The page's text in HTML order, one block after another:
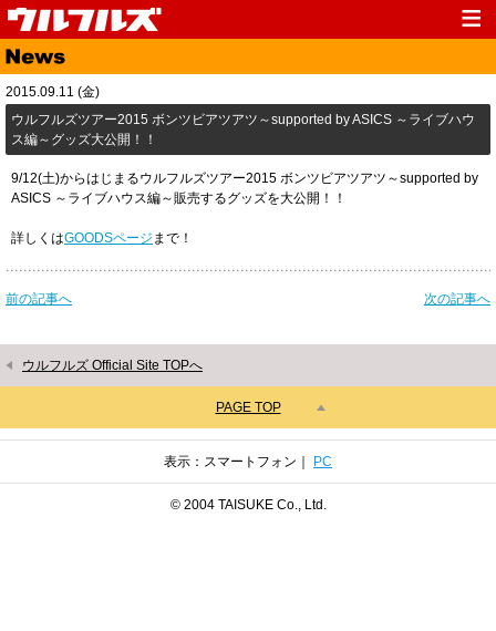
Top
Media Live
Profile
Fanclub Goods
Contact
2015.09.11 (金)
ウルフルズツアー2015 ボンツビアツアツ～supported by ASICS ～ライブハウ
ス編～グッズ大公開！！
9/12(土)からはじまるウルフルズツアー2015 ボンツビアツアツ～supported by
ASICS ～ライブハウス編～販売するグッズを大公開！！
詳しくはGOODSページ まで！
前の記事へ 次の記事へ
ウルフルズ Official Site TOPへ
PAGE TOP
表示：スマートフォン｜ PC
© 2004 TAISUKE Co., Ltd.